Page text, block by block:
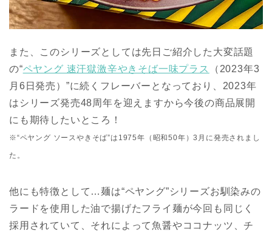
また、このシリーズとしては先日ご紹介した大変話題
の“ペヤング 速汗獄激辛やきそば一味プラス
（2023年3
月6日発売）”に続くフレーバーとなっており、2023年
はシリーズ発売48周年を迎えますから今後の商品展開
にも期待したいところ！
※“ペヤング ソースやきそば”は1975年（昭和50年）3月に発売されまし
た。
他にも特徴として…麺は“ペヤング”シリーズお馴染みの
ラードを使用した油で揚げたフライ麺が今回も同じく
採用されていて、それによって魚醤やココナッツ、チ